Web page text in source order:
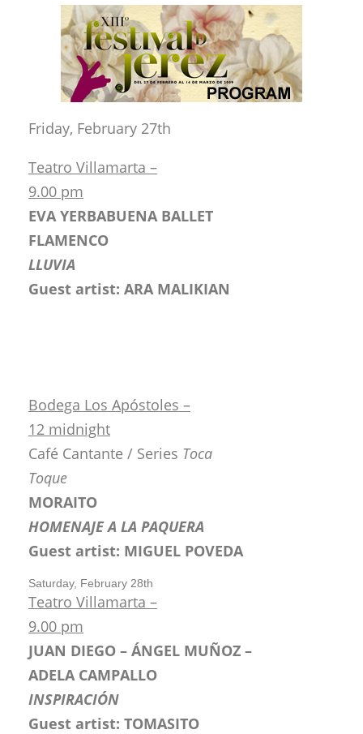
Friday, February 27th
Teatro Villamarta –
9.00 pm
EVA YERBABUENA BALLET
FLAMENCO
LLUVIA
Guest artist: ARA MALIKIAN
Bodega Los Apóstoles –
12 midnight
Café Cantante / Series Toca
Toque
MORAITO
HOMENAJE A LA PAQUERA
Guest artist: MIGUEL POVEDA
Saturday, February 28th
Teatro Villamarta –
9.00 pm
JUAN DIEGO – ÁNGEL MUÑOZ –
ADELA CAMPALLO
INSPIRACIÓN
Guest artist: TOMASITO